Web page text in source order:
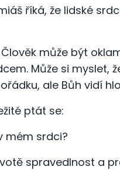
říká, že lidské
Člověk může být
Může si myslet,
ale Bůh vidí
ptát se:
mém srdci?
spravedlnost a